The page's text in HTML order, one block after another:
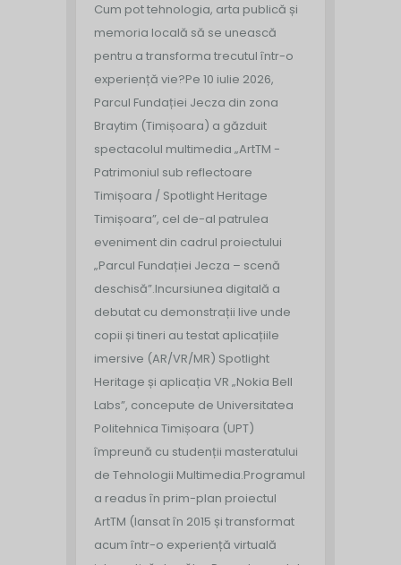
Cum pot tehnologia, arta publică și
memoria locală să se unească
pentru a transforma trecutul într-o
experiență vie?Pe 10 iulie 2026,
Parcul Fundației Jecza din zona
Braytim (Timișoara) a găzduit
spectacolul multimedia „ArtTM -
Patrimoniul sub reflectoare
Timișoara / Spotlight Heritage
Timișoara”, cel de-al patrulea
eveniment din cadrul proiectului
„Parcul Fundației Jecza – scenă
deschisă”.Incursiunea digitală a
debutat cu demonstrații live unde
copii și tineri au testat aplicațiile
imersive (AR/VR/MR) Spotlight
Heritage și aplicația VR „Nokia Bell
Labs”, concepute de Universitatea
Politehnica Timișoara (UPT)
împreună cu studenții masteratului
de Tehnologii Multimedia.Programul
a readus în prim-plan proiectul
ArtTM (lansat în 2015 și transformat
acum într-o experiență virtuală